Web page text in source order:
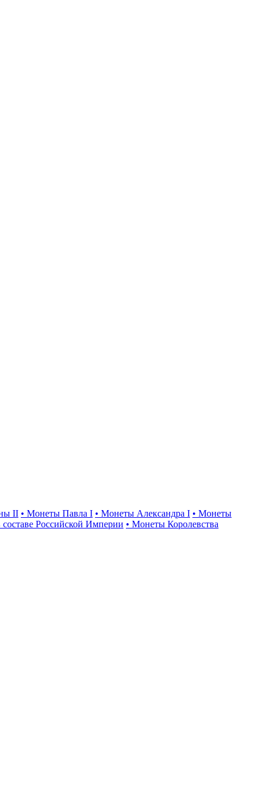
II • Монеты Павла I • Монеты Александра I • Монеты
Российской Империи • Монеты Королевства